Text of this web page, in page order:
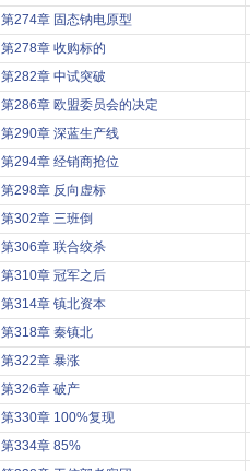
第274章 固态钠电原型
第278章 收购标的
第282章 中试突破
第286章 欧盟委员会的决定
第290章 深蓝生产线
第294章 经销商抢位
第298章 反向虚标
第302章 三班倒
第306章 联合绞杀
第310章 冠军之后
第314章 镇北资本
第318章 秦镇北
第322章 暴涨
第326章 破产
第330章 100%复现
第334章 85%